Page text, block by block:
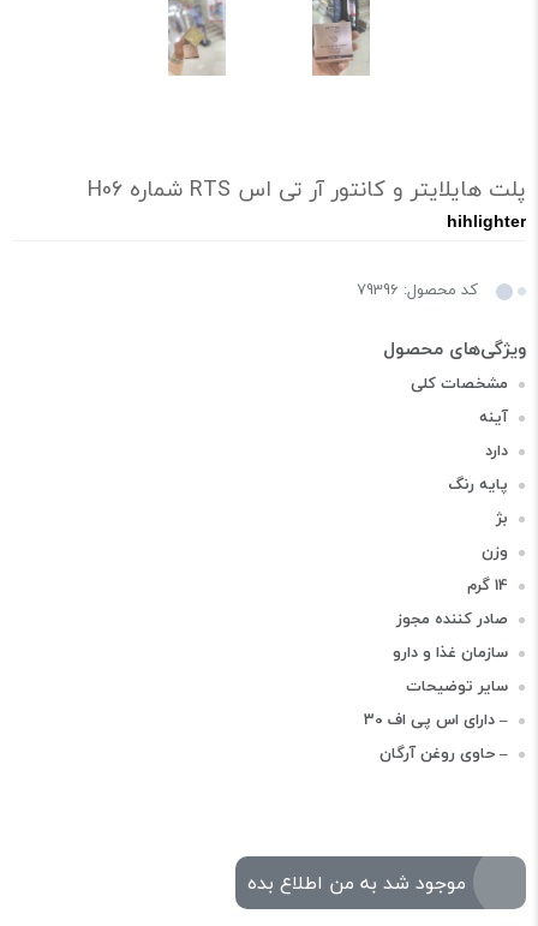
پلت هایلایتر و کانتور آر تی اس RTS شماره H06
hihlighter
کد محصول: 79396
مشخصات کلی
آینه
دارد
پایه رنگ
بژ
وزن
14 گرم
صادر کننده مجوز
سازمان غذا و دارو
سایر توضیحات
– دارای اس پی اف 30
– حاوی روغن آرگان
موجود شد به من اطلاع بده